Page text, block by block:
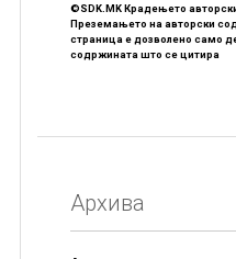
©SDK.MK Крадењето
Преземањето на авторски
страница е дозволено само
содржината што се цитира
Архива